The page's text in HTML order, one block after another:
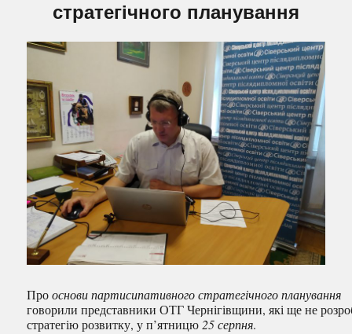
стратегічного планування
Прооснови партисипативного стратегічного планування
говорили представники ОТГ Чернігівщини, які ще не
стратегію розвитку, у п’ятницю25 серпня.